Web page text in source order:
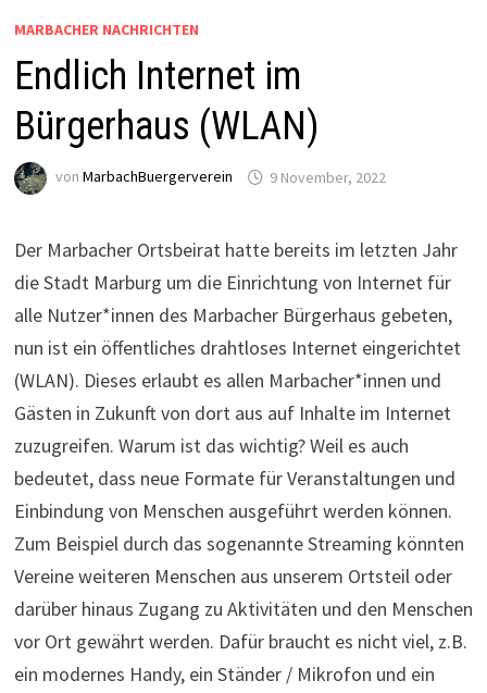
MARBACHER NACHRICHTEN
Endlich Internet im
Bürgerhaus (WLAN)
von MarbachBuergerverein 9 November, 2022
Der Marbacher Ortsbeirat hatte bereits im letzten Jahr
die Stadt Marburg um die Einrichtung von Internet für
alle Nutzer*innen des Marbacher Bürgerhaus gebeten,
nun ist ein öffentliches drahtloses Internet eingerichtet
(WLAN). Dieses erlaubt es allen Marbacher*innen und
Gästen in Zukunft von dort aus auf Inhalte im Internet
zuzugreifen. Warum ist das wichtig? Weil es auch
bedeutet, dass neue Formate für Veranstaltungen und
Einbindung von Menschen ausgeführt werden können.
Zum Beispiel durch das sogenannte Streaming könnten
Vereine weiteren Menschen aus unserem Ortsteil oder
darüber hinaus Zugang zu Aktivitäten und den Menschen
vor Ort gewährt werden. Dafür braucht es nicht viel, z.B.
ein modernes Handy, ein Ständer / Mikrofon und ein